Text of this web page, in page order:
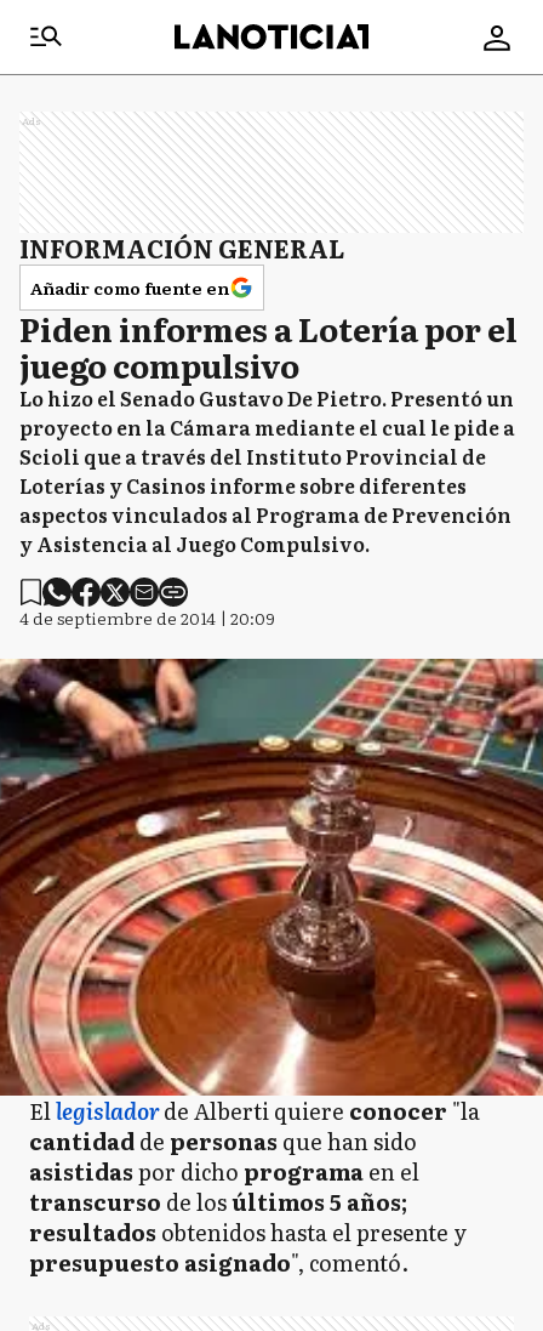
Ads
INFORMACIÓN GENERAL
Añadir como fuente en
Piden informes a Lotería por el
juego compulsivo
Lo hizo el Senado Gustavo De Pietro. Presentó un
proyecto en la Cámara mediante el cual le pide a
Scioli que a través del Instituto Provincial de
Loterías y Casinos informe sobre diferentes
aspectos vinculados al Programa de Prevención
y Asistencia al Juego Compulsivo.
4 de septiembre de 2014 | 20:09
Ellegisladorde Alberti quiere conocer "la
cantidadde personas que han sido
asistidaspor dicho programaen el
transcurso de losúltimos 5 años;
resultados obtenidos hasta el presente y
presupuesto asignado", comentó.
Ads